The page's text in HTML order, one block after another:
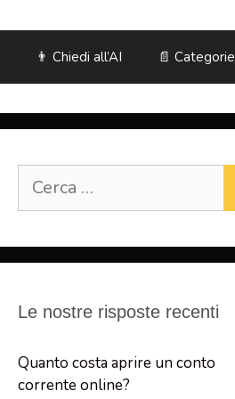
👨 Chiedi all’AI 📄 Categorie
per:
Le nostre risposte recenti
Quanto costa aprire un conto
corrente online?